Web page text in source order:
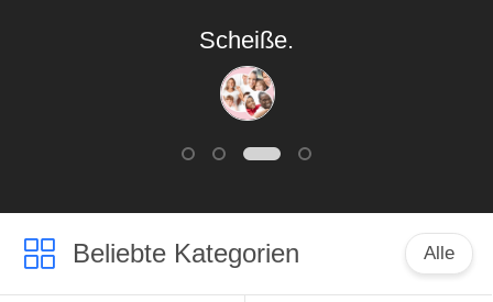
Scheiße.
Beliebte Kategorien Alle